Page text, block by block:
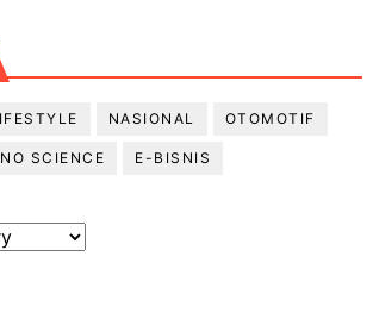
NASIONAL OTOMOTIF
SCIENCE E-BISNIS